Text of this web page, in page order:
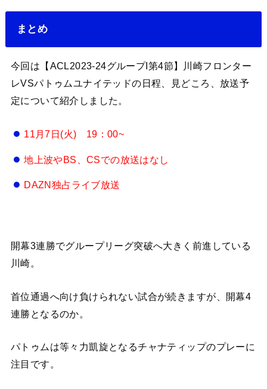
まとめ
今回は【ACL2023-24グループI第4節】川崎フロンター
レVSパトゥムユナイテッドの日程、見どころ、放送予
定について紹介しました。
11月7日(火) 19：00~
地上波やBS、CSでの放送はなし
DAZN独占ライブ放送
開幕3連勝でグループリーグ突破へ大きく前進している
川崎。
首位通過へ向け負けられない試合が続きますが、開幕4
連勝となるのか。
パトゥムは等々力凱旋となるチャナティップのプレーに
注目です。